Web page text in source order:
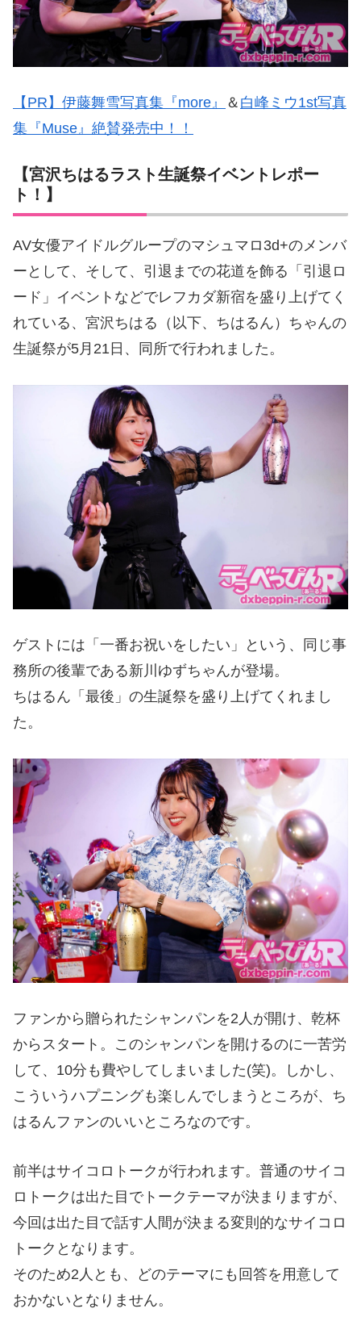
【PR】伊藤舞雪写真集『more』 ＆ 白峰ミウ1st写真
集『Muse』絶賛発売中！！
【宮沢ちはるラスト生誕祭イベントレポー
ト！】
AV女優アイドルグループのマシュマロ3d+のメンバ
ーとして、そして、引退までの花道を飾る「引退ロ
ード」イベントなどでレフカダ新宿を盛り上げてく
れている、宮沢ちはる（以下、ちはるん）ちゃんの
生誕祭が5月21日、同所で行われました。
ゲストには「一番お祝いをしたい」という、同じ事
務所の後輩である新川ゆずちゃんが登場。
ちはるん「最後」の生誕祭を盛り上げてくれまし
た。
ファンから贈られたシャンパンを2人が開け、乾杯
からスタート。このシャンパンを開けるのに一苦労
して、10分も費やしてしまいました(笑)。しかし、
こういうハプニングも楽しんでしまうところが、ち
はるんファンのいいところなのです。
前半はサイコロトークが行われます。普通のサイコ
ロトークは出た目でトークテーマが決まりますが、
今回は出た目で話す人間が決まる変則的なサイコロ
トークとなります。
そのため2人とも、どのテーマにも回答を用意して
おかないとなりません。